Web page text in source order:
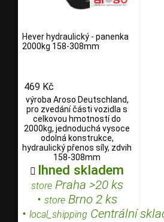
Hever hydraulický - panenka
2000kg 158-308mm
469 Kč
výroba Aroso Deutschland,
pro zvedání části vozidla s
celkovou hmotností do
2000kg, jednoduchá vysoce
odolná konstrukce,
hydraulický přenos síly, zdvih
158-308mm
 Ihned skladem
storePraha >20 ks
• storeBrno 2 ks
• local_shipping Centrální